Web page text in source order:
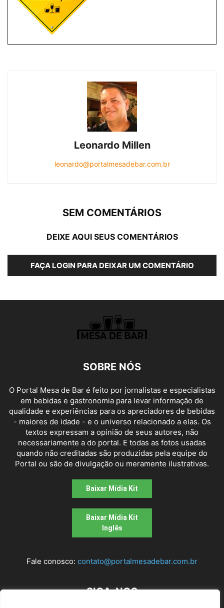
Leonardo Millen
leonardo@portalmesadebar.com.br
SEM COMENTÁRIOS
DEIXE AQUI SEUS COMENTÁRIOS
FAÇA LOGIN PARA DEIXAR UM COMENTÁRIO
SOBRE NÓS
O Portal Mesa de Bar é feito por jornalistas e especialistas
em bebidas e gastronomia para levar informação de
qualidade e experiências para os apreciadores de bebidas
- maiores de idade - e o universo relacionado a elas. Os
textos expressam a opinião de seus autores, não
necessariamente a do portal. E todas as fotos usadas
quando não creditadas são produzidas pela equipe do
Portal ou são de divulgação ou meramente ilustrativas.
Baixar Mídia Kit
Baixar Mídia Kit
Inglês
Fale conosco: contato@portalmesadebar.com.br
SIGA-NOS